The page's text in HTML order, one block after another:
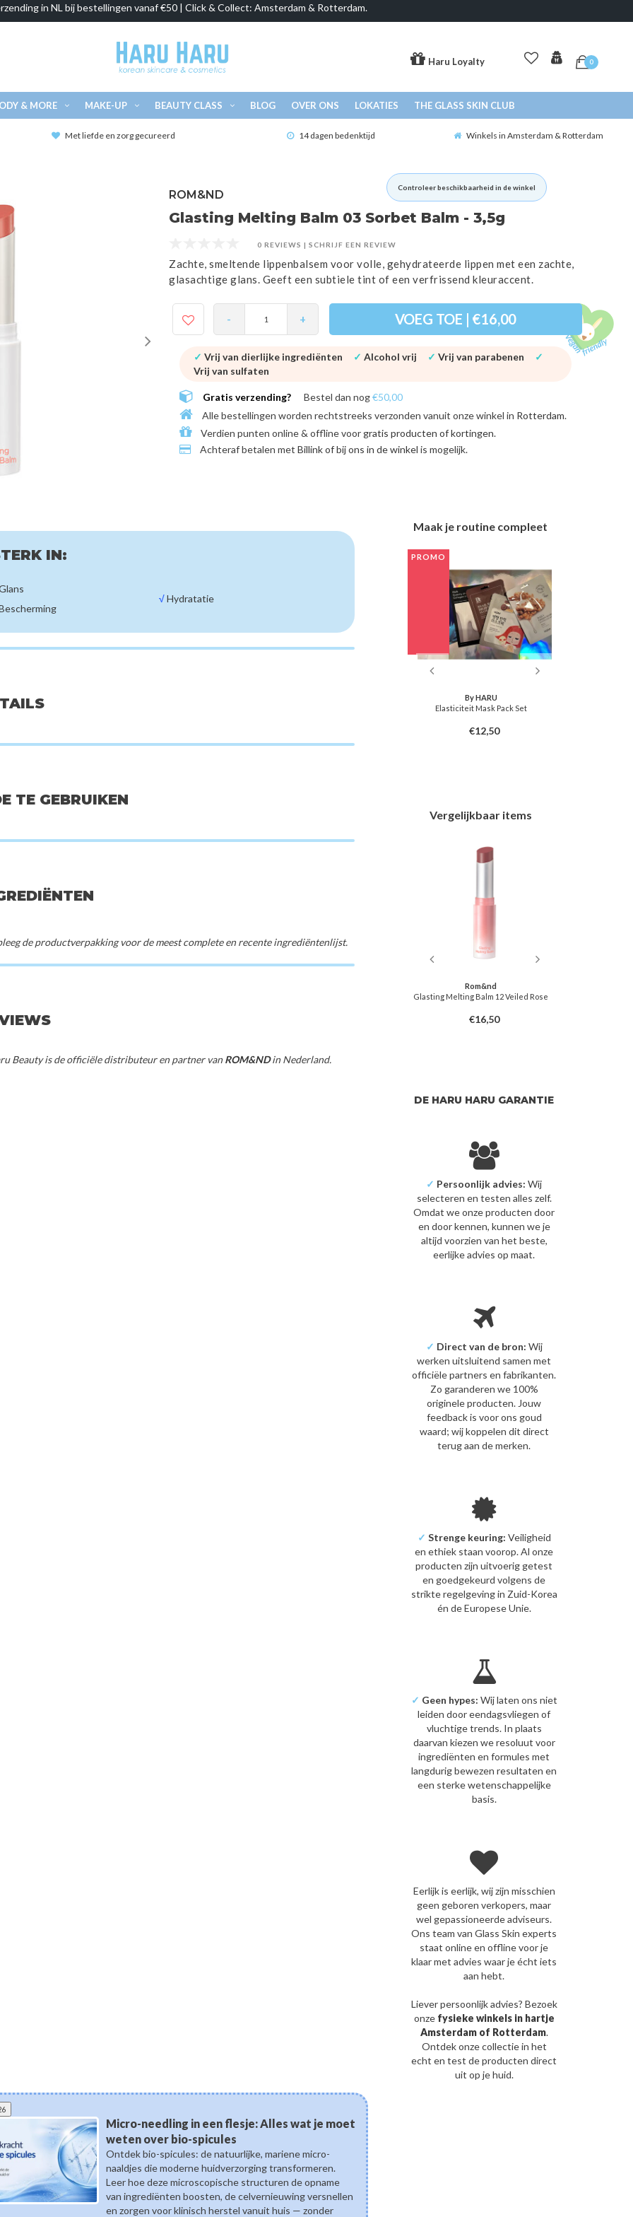
in NL bij bestellingen vanaf €50 | Click & Collect: Amsterdam & Rotterdam.
Haru Loyalty 0
& MORE MAKE-UP BEAUTY CLASS BLOG OVER ONS LOKATIES THE GLASS SKIN CLUB
Met liefde en zorg gecureerd 14 dagen bedenktijd Winkels in Amsterdam & Rotterdam
Controleer beschikbaarheid in de winkel
ROM&ND
Glasting Melting Balm 03 Sorbet Balm - 3,5g
0 REVIEWS | SCHRIJF EEN REVIEW
Zachte, smeltende lippenbalsem voor volle, gehydrateerde lippen met een zachte,
glasachtige glans. Geeft een subtiele tint of een verfrissend kleuraccent.
- + VOEG TOE | €16,00
✓ Vrij van dierlijke ingrediënten ✓ Alcohol vrij ✓ Vrij van parabenen
✓
Vrij van sulfaten
Gratis verzending? Bestel dan nog€50,00
Alle bestellingen worden rechtstreeks verzonden vanuit onze winkel in Rotterdam.
Verdien punten online & offline voor gratis producten of kortingen.
Achteraf betalen met Billink of bij ons in de winkel is mogelijk.
IN:
√Hydratatie
TE GEBRUIKEN
de productverpakking voor de meest complete en recente ingrediëntenlijst.
Beauty is de officiële distributeur en partner vanROM&NDin Nederland.
Maak je routine compleet
: Pine Cica
PROMO
By HARU
Elasticiteit Mask Pack Set
€12,50
Vergelijkbaar items
Rom&nd
Glasting Melting Balm 12 Veiled Rose
€16,50
DE HARU HARU GARANTIE
✓ Persoonlijk advies: Wij
selecteren en testen alles zelf.
Omdat we onze producten door
en door kennen, kunnen we je
altijd voorzien van het beste,
eerlijke advies op maat.
✓ Direct van de bron: Wij
werken uitsluitend samen met
officiële partners en fabrikanten.
Zo garanderen we 100%
originele producten. Jouw
feedback is voor ons goud
waard; wij koppelen dit direct
terug aan de merken.
✓ Strenge keuring: Veiligheid
en ethiek staan voorop. Al onze
producten zijn uitvoerig getest
en goedgekeurd volgens de
strikte regelgeving in Zuid-Korea
én de Europese Unie.
✓ Geen hypes: Wij laten ons niet
leiden door eendagsvliegen of
vluchtige trends. In plaats
daarvan kiezen we resoluut voor
ingrediënten en formules met
langdurig bewezen resultaten en
een sterke wetenschappelijke
basis.
Eerlijk is eerlijk, wij zijn misschien
geen geboren verkopers, maar
wel gepassioneerde adviseurs.
Ons team van Glass Skin experts
staat online en offline voor je
klaar met advies waar je écht iets
aan hebt.
Liever persoonlijk advies? Bezoek
onze fysieke winkels in hartje
Amsterdam of Rotterdam.
Ontdek onze collectie in het
echt en test de producten direct
uit op je huid.
Micro-needling in een flesje: Alles wat je moet
weten over bio-spicules
Ontdek bio-spicules: de natuurlijke, mariene micro-
naaldjes die moderne huidverzorging transformeren.
Leer hoe deze microscopische structuren de opname
van ingrediënten boosten, de celvernieuwing versnellen
en zorgen voor klinisch herstel vanuit huis — zonder